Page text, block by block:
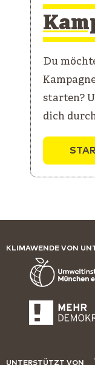
Du
starten?
dich
KLIMAWENDE VON
UNTERSTÜTZT VON